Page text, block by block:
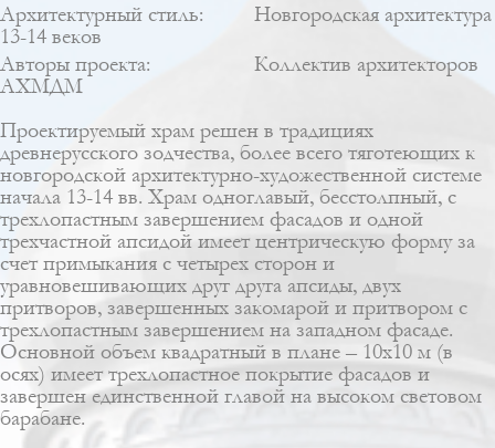
Архитектурный стиль:
Новгородская архитектура
13-14 веков
Авторы проекта:
Коллектив архитекторов
АХМДМ
Проектируемый храм решен в традициях
древнерусского зодчества, более всего тяготеющих к
новгородской архитектурно-художественной системе
начала 13-14 вв. Храм одноглавый, бесстолпный, с
трехлопастным завершением фасадов и одной
трехчастной апсидой имеет центрическую форму за
счет примыкания с четырех сторон и
уравновешивающих друг друга апсиды, двух
притворов, завершенных закомарой и притвором с
трехлопастным завершением на западном фасаде.
Основной объем квадратный в плане – 10х10 м (в
осях) имеет трехлопастное покрытие фасадов и
завершен единственной главой на высоком световом
барабане.